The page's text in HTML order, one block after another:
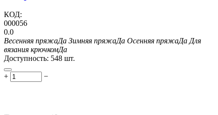
КОД:
000056
0.0
Весенняя пряжаДа Зимняя пряжаДа Осенняя пряжаДа Для
вязания крючкомДа
Доступность: 548 шт.
+ −